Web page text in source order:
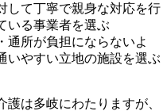
して丁寧で親身な対応を行
いる事業者を選ぶ
通所が負担にならないよ
いやすい立地の施設を選ぶ
は多岐にわたりますが、